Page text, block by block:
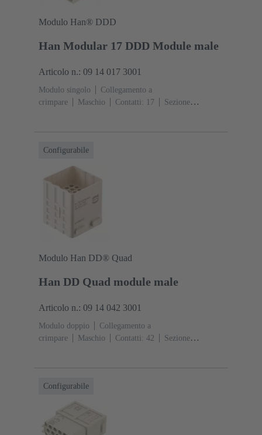
Modulo Han® DDD
Han Modular 17 DDD Module male
Articolo n.: 09 14 017 3001
Modulo singolo
Collegamento a
crimpare
Maschio Contatti: 17
Sezione
Configurabile
Modulo Han DD® Quad
Han DD Quad module male
Articolo n.: 09 14 042 3001
Modulo doppio
Collegamento a
crimpare
Maschio Contatti: 42
Sezione
Configurabile